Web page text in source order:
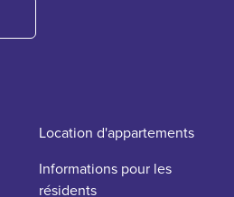
Location d'appartements
Informations pour les
résidents